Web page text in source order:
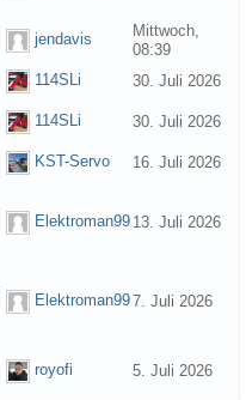
jendavis
Mittwoch,
08:39
114SLi
30. Juli 2026
114SLi
30. Juli 2026
KST-Servo
16. Juli 2026
Elektroman99 13. Juli 2026
Elektroman997. Juli 2026
royofi 5. Juli 2026